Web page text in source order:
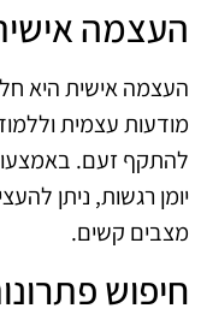
העצמה
העצמה אישית היא
מודעות עצמית
להתקף זעם. באמצעות
יומן רגשות, ניתן
מצבים קשים.
חיפוש